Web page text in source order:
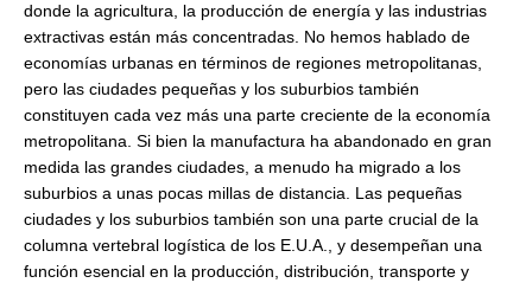
donde la agricultura, la producción de energía y las industrias
extractivas están más concentradas. No hemos hablado de
economías urbanas en términos de regiones metropolitanas,
pero las ciudades pequeñas y los suburbios también
constituyen cada vez más una parte creciente de la economía
metropolitana. Si bien la manufactura ha abandonado en gran
medida las grandes ciudades, a menudo ha migrado a los
suburbios a unas pocas millas de distancia. Las pequeñas
ciudades y los suburbios también son una parte crucial de la
columna vertebral logística de los E.U.A., y desempeñan una
función esencial en la producción, distribución, transporte y